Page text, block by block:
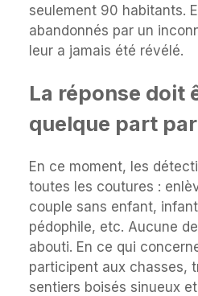
seulement 90 habitants.
abandonnés par un
leur a jamais été révélé.
La réponse doit
quelque part par
En ce moment, les
toutes les coutures :
couple sans enfant,
pédophile, etc. Aucune
abouti. En ce qui
participent aux chasses,
sentiers boisés sinueux